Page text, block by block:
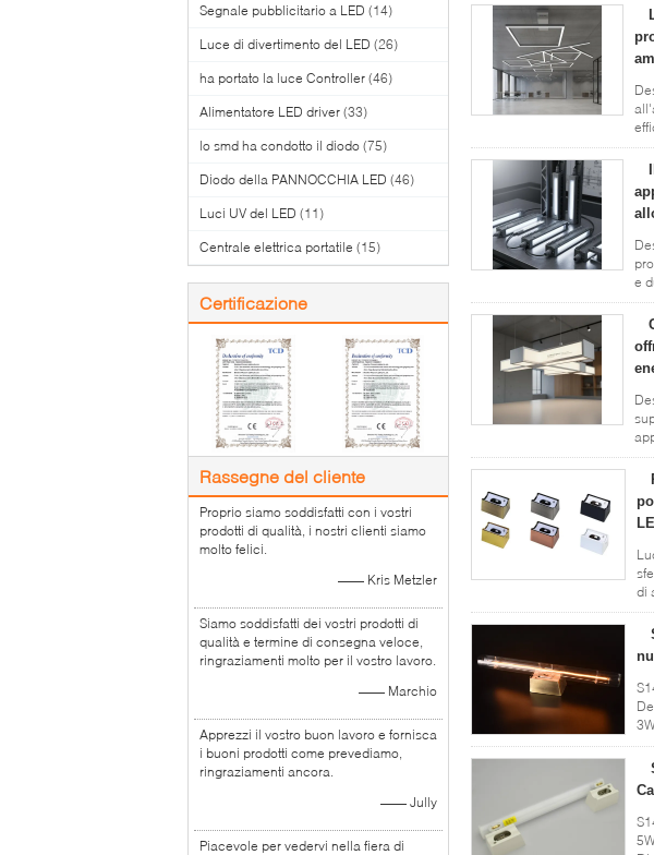
Segnale pubblicitario a LED (14)
Luce di divertimento del LED (26)
ha portato la luce Controller (46)
Alimentatore LED driver (33)
lo smd ha condotto il diodo (75)
Diodo della PANNOCCHIA LED (46)
Luci UV del LED (11)
Centrale elettrica portatile (15)
Certificazione
Rassegne del cliente
Proprio siamo soddisfatti con i vostri
prodotti di qualità, i nostri clienti siamo
molto felici.
—— Kris Metzler
Siamo soddisfatti dei vostri prodotti di
qualità e termine di consegna veloce,
ringraziamenti molto per il vostro lavoro.
—— Marchio
Apprezzi il vostro buon lavoro e fornisca
i buoni prodotti come prevediamo,
ringraziamenti ancora.
—— Jully
Piacevole per vedervi nella fiera di
...
e
di